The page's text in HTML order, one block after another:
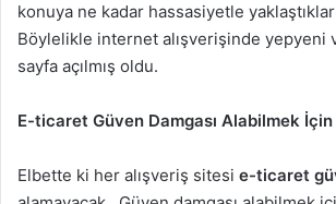
konuya ne kadar hassasiyetle
Böylelikle internet alışverişinde yepyeni
sayfa açılmış oldu.
E-ticaret Güven Damgası Alabilmek
Elbette ki her alışveriş sitesi e-ticaret